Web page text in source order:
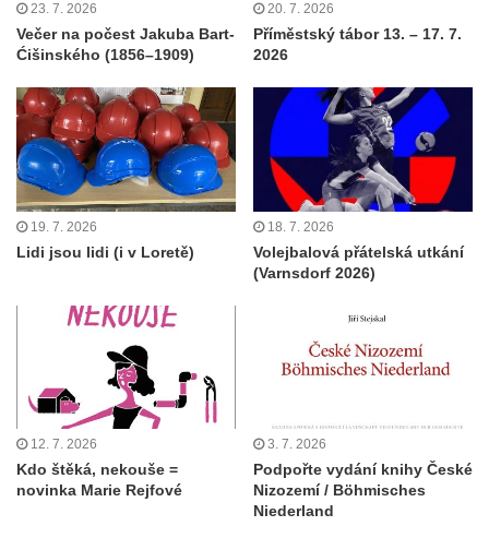
23. 7. 2026
Večer na počest Jakuba Bart-
Ćišinského (1856–1909)
20. 7. 2026
Příměstský tábor 13. – 17. 7.
2026
19. 7. 2026
Lidi jsou lidi (i v Loretě)
18. 7. 2026
Volejbalová přátelská utkání
(Varnsdorf 2026)
12. 7. 2026
Kdo štěká, nekouše =
novinka Marie Rejfové
3. 7. 2026
Podpořte vydání knihy České
Nizozemí / Böhmisches
Niederland